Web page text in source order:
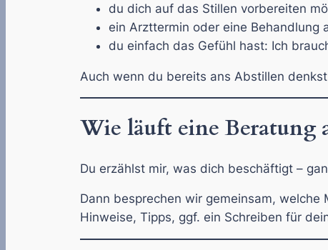
du dich auf das Stillen vorbereiten
ein Arzttermin oder eine
du einfach das Gefühl hast: Ich
Auch wenn du bereits ans Abstillen
Wie läuft eine Beratung
Du erzählst mir, was dich beschäftigt –
Dann besprechen wir gemeinsam,
Hinweise, Tipps, ggf. ein Schreiben für